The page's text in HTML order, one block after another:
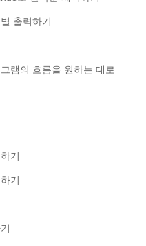
출력하기
램의 흐름을 원하는 대로
기
기